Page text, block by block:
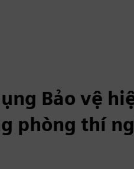
Bảo vệ
phòng thí